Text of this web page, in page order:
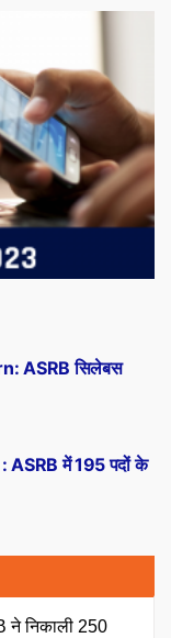
में 195 पदों के
ASRB सिलेबस
ने निकाली 250